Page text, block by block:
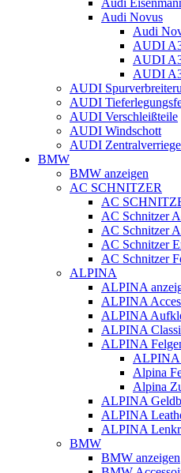
Audi Novus
Audi
AUDI
AUDI
AUDI
AUDI
AUDI
AUDI Verschleißteile
AUDI Windschott
AUDI
BMW
BMW anzeigen
AC SCHNITZER
AC
AC Schnitzer
AC Schnitzer
AC Schnitzer
AC Schnitzer
ALPINA
ALPINA
ALPINA
ALPINA
ALPINA
ALPINA
ALPINA
Alpina
Alpina
ALPINA
ALPINA
ALPINA
BMW
BMW anzeigen